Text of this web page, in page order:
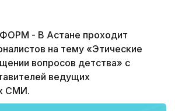
- В Астане проходит
на тему «Этические
вопросов детства» с
ведущих
СМИ.